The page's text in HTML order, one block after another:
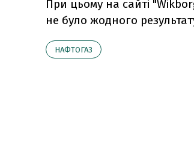
При цьому на сайті
не було жодного
НАФТОГАЗ